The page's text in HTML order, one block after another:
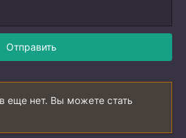
Отправить
еще нет. Вы можете стать